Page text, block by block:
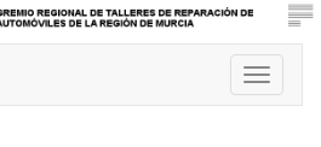
Toggle